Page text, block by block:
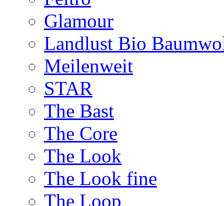
Glamour
Landlust Bio
Meilenweit
STAR
The Bast
The Core
The Look
The Look fine
The Loop